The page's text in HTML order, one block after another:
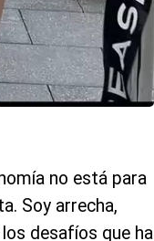
no está para
Soy arrecha,
desafíos que ha